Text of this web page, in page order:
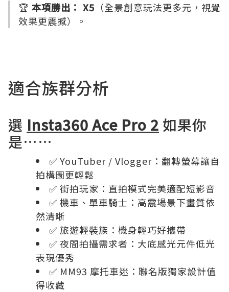
🏆 本項勝出： X5 （全景創意玩法更多元，視覺
效果更震撼）。
適合族群分析
選 Insta360 Ace Pro 2 如果你
是……
✅ YouTuber / Vlogger：翻轉螢幕讓自
拍構圖更輕鬆
✅ 街拍玩家：直拍模式完美適配短影音
✅ 機車、單車騎士：高震場景下畫質依
然清晰
✅ 旅遊輕裝族：機身輕巧好攜帶
✅ 夜間拍攝需求者：大底感光元件低光
表現優秀
✅ MM93 摩托車迷：聯名版獨家設計值
得收藏